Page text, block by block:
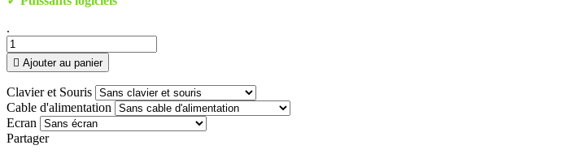
.
 Ajouter au panier
Clavier et Souris
Cable d'alimentation
Ecran
Partager